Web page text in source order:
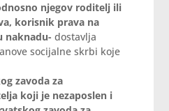
njegov roditelj ili
korisnik prava na
naknadu-dostavlja
socijalne skrbi koje
zavoda za
koji je nezaposlen i